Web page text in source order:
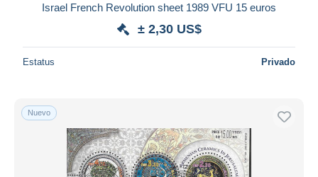
Israel French Revolution sheet 1989 VFU 15 euros
± 2,30 US$
Estatus Privado
Nuevo